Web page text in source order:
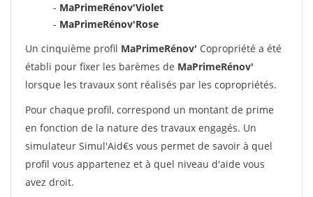
- MaPrimeRénov'Violet
- MaPrimeRénov'Rose
Un cinquième profil MaPrimeRénov' Copropriété a été
établi pour fixer les barèmes de MaPrimeRénov'
lorsque les travaux sont réalisés par les copropriétés.
Pour chaque profil, correspond un montant de prime
en fonction de la nature des travaux engagés. Un
simulateur Simul'Aid€s vous permet de savoir à quel
profil vous appartenez et à quel niveau d'aide vous
avez droit.